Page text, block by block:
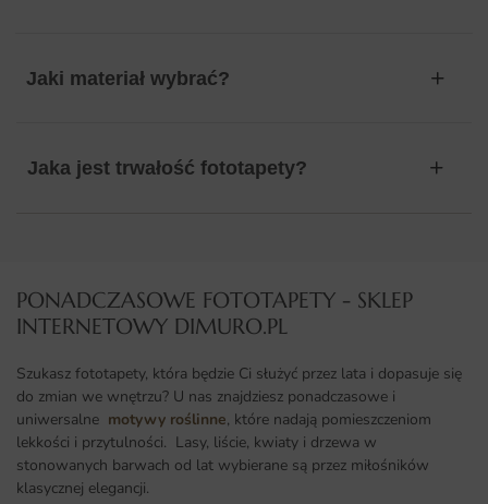
Jaki materiał wybrać?
Jaka jest trwałość fototapety?
PONADCZASOWE FOTOTAPETY - SKLEP
INTERNETOWY DIMURO.PL​
Szukasz fototapety, która będzie Ci służyć przez lata i dopasuje się
do zmian we wnętrzu? U nas znajdziesz ponadczasowe i
uniwersalne motywy roślinne, które nadają pomieszczeniom
lekkości i przytulności. Lasy, liście, kwiaty i drzewa w
stonowanych barwach od lat wybierane są przez miłośników
klasycznej elegancji.